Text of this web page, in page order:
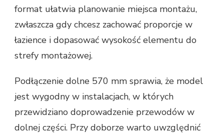
format ułatwia planowanie miejsca montażu,
zwłaszcza gdy chcesz zachować proporcje w
łazience i dopasować wysokość elementu do
strefy montażowej.
Podłączenie dolne 570 mm sprawia, że model
jest wygodny w instalacjach, w których
przewidziano doprowadzenie przewodów w
dolnej części. Przy doborze warto uwzględnić